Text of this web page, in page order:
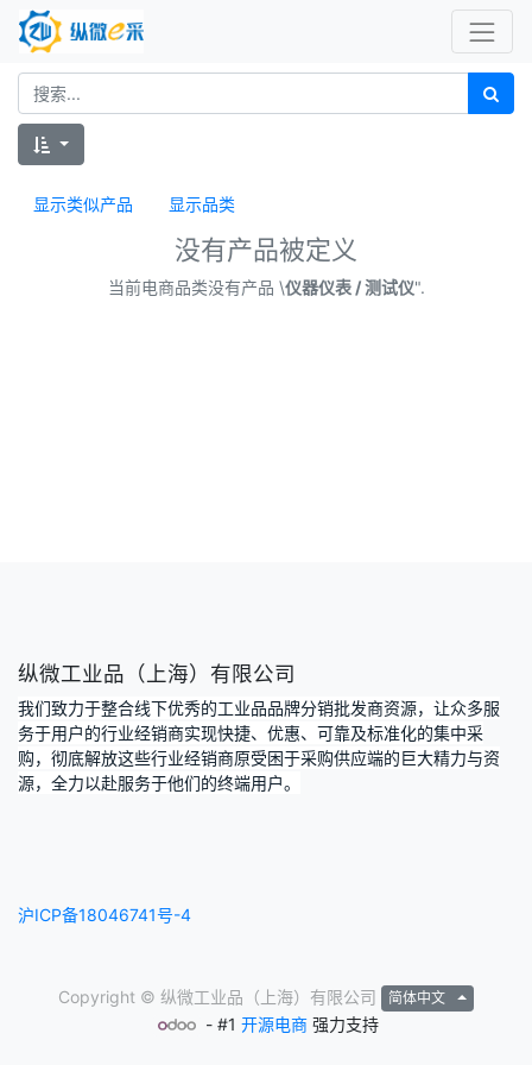
显示类似产品 显示品类
没有产品被定义
当前电商品类没有产品 \仪器仪表 / 测试仪".
纵微工业品（上海）有限公司
我们致力于整合线下优秀的工业品品牌分销批发商资源，让众多服
务于用户的行业经销商实现快捷、优惠、可靠及标准化的集中采
购，彻底解放这些行业经销商原受困于采购供应端的巨大精力与资
源，全力以赴服务于他们的终端用户。
沪ICP备18046741号-4
Copyright © 纵微工业品（上海）有限公司 简体中文
- #1开源电商 强力支持